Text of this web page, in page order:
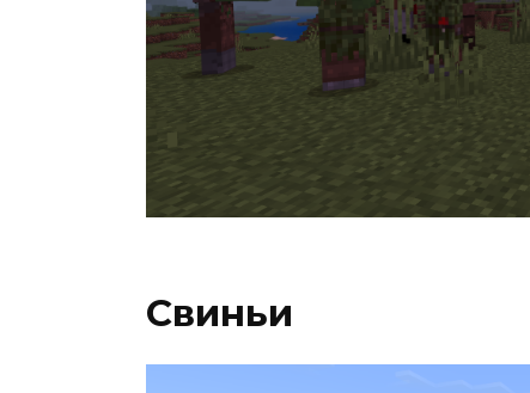
Свиньи